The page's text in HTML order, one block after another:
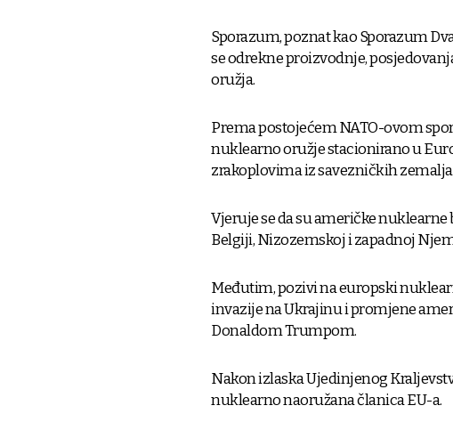
Sporazum, poznat kao Sporazum
se odrekne proizvodnje,
oružja.
Prema postojećem NATO-ovom
nuklearno oružje stacionirano u
zrakoplovima iz savezničkih
Vjeruje se da su američke
Belgiji, Nizozemskoj i zapadnoj
Međutim, pozivi na europski
invazije na Ukrajinu i promjene
Donaldom Trumpom.
Nakon izlaska Ujedinjenog
nuklearno naoružana članica EU-a.